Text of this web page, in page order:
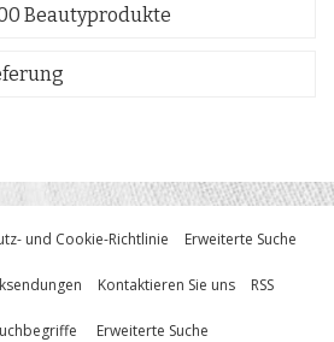
Beautyprodukte
und Cookie-Richtlinie Erweiterte Suche
Kontaktieren Sie uns RSS
Erweiterte Suche